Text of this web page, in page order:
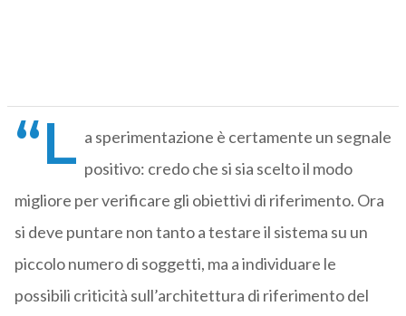
“L a sperimentazione è certamente un segnale
positivo: credo che si sia scelto il modo
migliore per verificare gli obiettivi di riferimento. Ora
si deve puntare non tanto a testare il sistema su un
piccolo numero di soggetti, ma a individuare le
possibili criticità sull’architettura di riferimento del